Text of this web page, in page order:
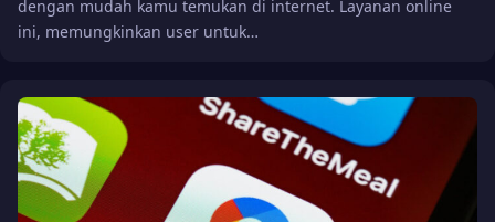
dengan mudah kamu temukan di internet. Layanan online
ini, memungkinkan user untuk…